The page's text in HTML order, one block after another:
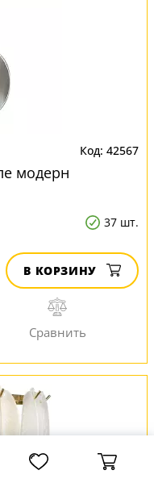
42567
модерн
37 шт.
В КОРЗИНУ